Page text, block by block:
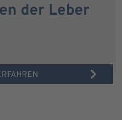
der Leber